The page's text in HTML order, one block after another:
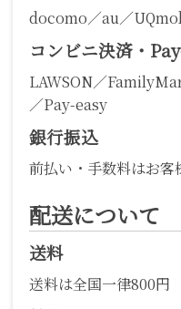
docomo／au／
コンビニ決済・
LAWSON／
／Pay-easy
銀行振込
前払い・手数料はお客
配送について
送料
送料は全国一律800円